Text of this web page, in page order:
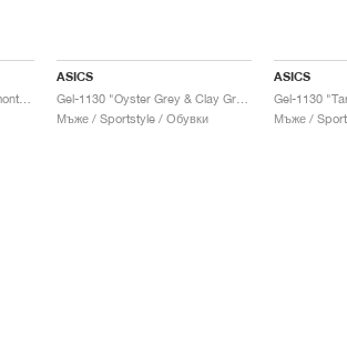
ASICS
Мъже / Sportstyle / Обувки
ASICS
Gel-1130
Мъже /